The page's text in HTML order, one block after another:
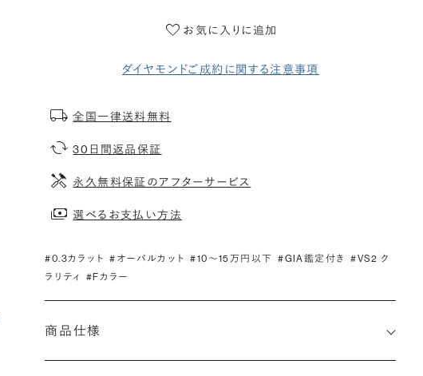
お気に入りに追加
ダイヤモンドご成約に関する注意事項
全国一律送料無料
30日間返品保証
永久無料保証のアフターサービス
選べるお支払い方法
#0.3カラット #オーバルカット #10〜15万円以下 #GIA鑑定付き
#VS2 ク
ラリティ #Fカラー
商品仕様